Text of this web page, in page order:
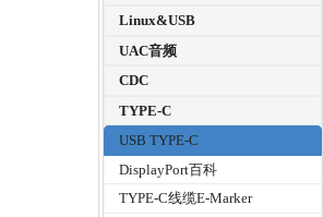
Linux&USB
UAC音频
CDC
TYPE-C
USB TYPE-C
DisplayPort百科
TYPE-C线缆E-Marker